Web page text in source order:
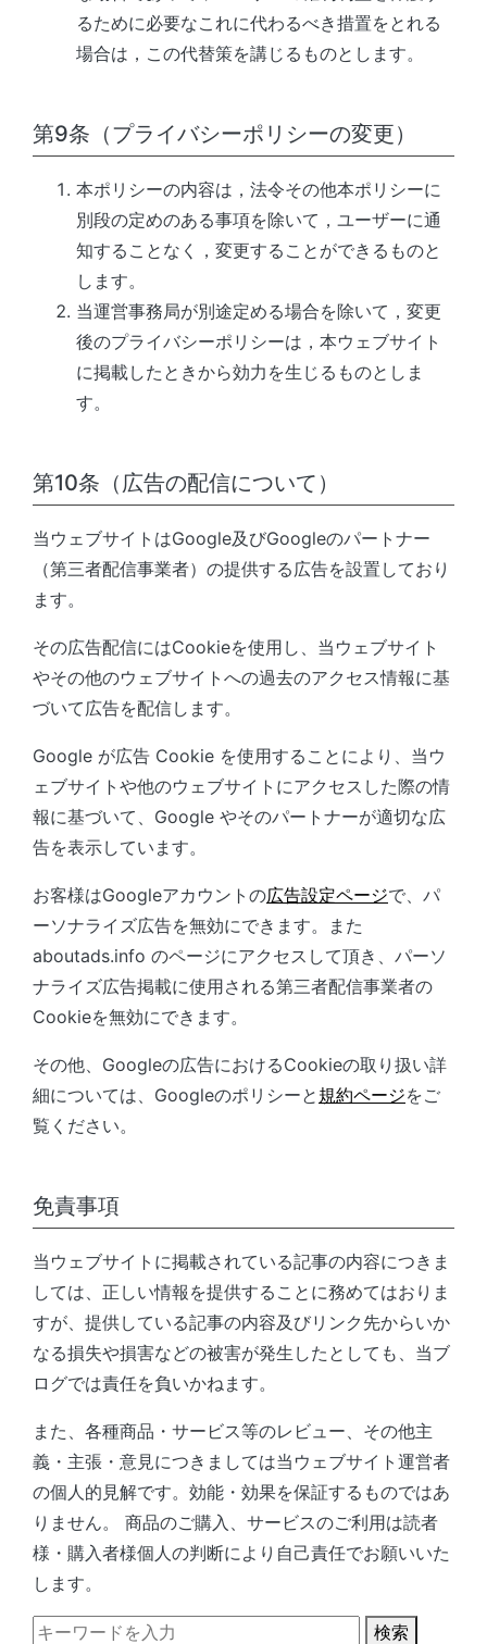
るために必要なこれに代わるべき措置をとれる
場合は，この代替策を講じるものとします。
第9条（プライバシーポリシーの変更）
本ポリシーの内容は，法令その他本ポリシーに
別段の定めのある事項を除いて，ユーザーに通
知することなく，変更することができるものと
します。
当運営事務局が別途定める場合を除いて，変更
後のプライバシーポリシーは，本ウェブサイト
に掲載したときから効力を生じるものとしま
す。
第10条（広告の配信について）
当ウェブサイトはGoogle及びGoogleのパートナー
（第三者配信事業者）の提供する広告を設置しており
ます。
その広告配信にはCookieを使用し、当ウェブサイト
やその他のウェブサイトへの過去のアクセス情報に基
づいて広告を配信します。
Google が広告 Cookie を使用することにより、当ウ
ェブサイトや他のウェブサイトにアクセスした際の情
報に基づいて、Google やそのパートナーが適切な広
告を表示しています。
お客様はGoogleアカウントの広告設定ページで、パ
ーソナライズ広告を無効にできます。また
aboutads.info のページにアクセスして頂き、パーソ
ナライズ広告掲載に使用される第三者配信事業者の
Cookieを無効にできます。
その他、Googleの広告におけるCookieの取り扱い詳
細については、Googleのポリシーと 規約ページをご
覧ください。
免責事項
当ウェブサイトに掲載されている記事の内容につきま
しては、正しい情報を提供することに務めてはおりま
すが、提供している記事の内容及びリンク先からいか
なる損失や損害などの被害が発生したとしても、当ブ
ログでは責任を負いかねます。
また、各種商品・サービス等のレビュー、その他主
義・主張・意見につきましては当ウェブサイト運営者
の個人的見解です。効能・効果を保証するものではあ
りません。 商品のご購入、サービスのご利用は読者
様・購入者様個人の判断により自己責任でお願いいた
します。
検索